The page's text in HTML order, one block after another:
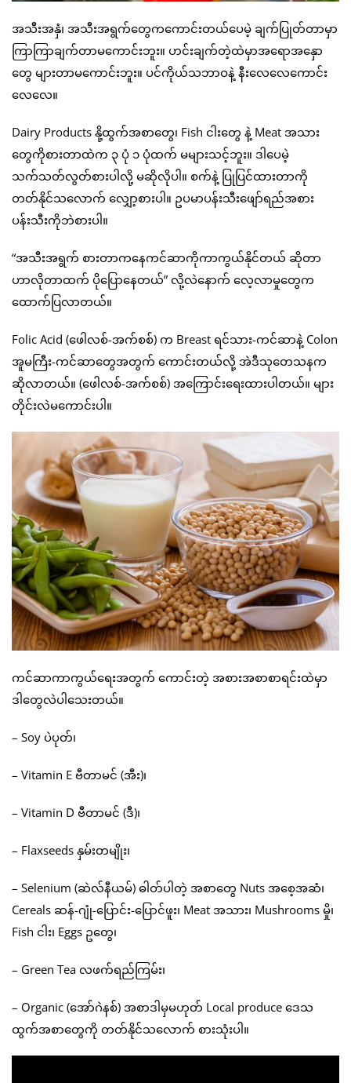
အသီးအနှံ၊ အသီးအရွက်တွေကကောင်းတယ်ပေမဲ့ ချက်ပြုတ်တာမှာ
ကြာကြာချက်တာမကောင်းဘူး။ ဟင်းချက်တဲ့ထဲမှာအရောအနှော
တွေ များတာမကောင်းဘူး။ ပင်ကိုယ်သဘာဝနဲ့ နီးလေလေကောင်း
လေလေ။
Dairy Products နို့ထွက်အစာတွေ၊ Fish ငါးတွေ နဲ့ Meat အသား
တွေကိုစားတာထဲက ၃ ပုံ ၁ ပုံထက် မများသင့်ဘူး။ ဒါပေမဲ့
သက်သတ်လွတ်စားပါလို့ မဆိုလိုပါ။ စက်နဲ့ ပြုပြင်ထားတာကို
တတ်နိုင်သလောက် လျှော့စားပါ။ ဥပမာပန်းသီးဖျော်ရည်အစား
ပန်းသီးကိုဘဲစားပါ။
“အသီးအရွက် စားတာကနေကင်ဆာကိုကာကွယ်နိုင်တယ် ဆိုတာ
ဟာလိုတာထက် ပိုပြောနေတယ်” လို့လဲနောက် လေ့လာမှုတွေက
ထောက်ပြလာတယ်။
Folic Acid (ဖေါလစ်-အက်စစ်) က Breast ရင်သား-ကင်ဆာနဲ့ Colon
အူမကြီး-ကင်ဆာတွေအတွက် ကောင်းတယ်လို့ အဲဒီသုတေသနက
ဆိုလာတယ်။ (ဖေါလစ်-အက်စစ်) အကြောင်းရေးထားပါတယ်။ များ
တိုင်းလဲမကောင်းပါ။
ကင်ဆာကာကွယ်ရေးအတွက် ကောင်းတဲ့ အစားအစာစာရင်းထဲမှာ
ဒါတွေလဲပါသေးတယ်။
– Soy ပဲပုတ်၊
– Vitamin E ဗီတာမင် (အီး)၊
– Vitamin D ဗီတာမင် (ဒီ)၊
– Flaxseeds နှမ်းတမျိုး၊
– Selenium (ဆဲလ်နီယမ်) ဓါတ်ပါတဲ့ အစာတွေ Nuts အစေ့အဆံ၊
Cereals ဆန်-ဂျုံ-ပြောင်း-ပြောင်ဖူး၊ Meat အသား၊ Mushrooms မှို၊
Fish ငါး၊ Eggs ဥတွေ၊
– Green Tea လဖက်ရည်ကြမ်း၊
– Organic (အော်ဂဲနစ်) အစာဒါမှမဟုတ် Local produce ဒေသ
ထွက်အစာတွေကို တတ်နိုင်သလောက် စားသုံးပါ။